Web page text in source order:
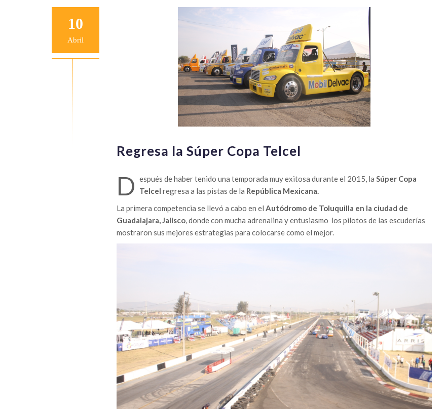
10
Abril
Regresa la Súper Copa Telcel
D espués de haber tenido una temporada muy exitosa durante el 2015, la Súper Copa
Telcel regresa a las pistas de la República Mexicana.
La primera competencia se llevó a cabo en el Autódromo de Toluquilla en la ciudad de
Guadalajara, Jalisco, donde con mucha adrenalina y entusiasmo los pilotos de las escuderías
mostraron sus mejores estrategias para colocarse como el mejor.